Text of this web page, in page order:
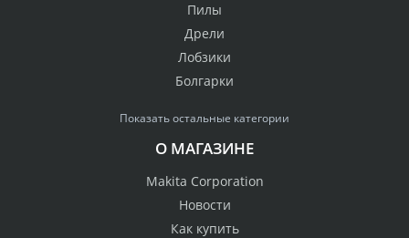
Пилы
Дрели
Лобзики
Болгарки
Показать остальные категории
О МАГАЗИНЕ
Makita Corporation
Новости
Как купить